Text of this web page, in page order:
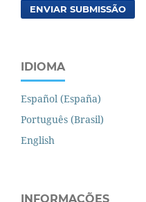
ENVIAR SUBMISSÃO
IDIOMA
Español (España)
Português (Brasil)
English
INFORMAÇÕES